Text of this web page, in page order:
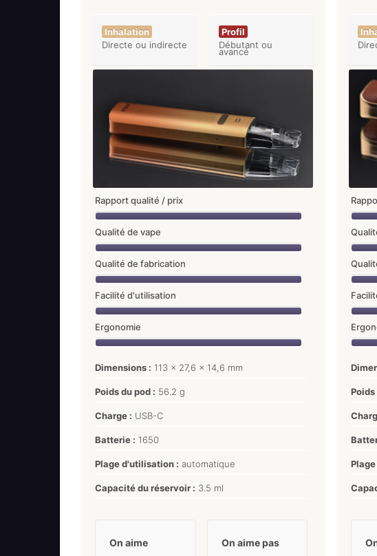
Inhalation
Directe ou indirecte
Profil
Débutant ou
avancé
Rapport qualité / prix
Qualité de vape
Qualité de fabrication
Facilité d'utilisation
Ergonomie
Dimensions : 113 x 27,6 x 14,6 mm
Poids du pod : 56.2 g
Charge : USB-C
Batterie : 1650
Plage d'utilisation : automatique
Capacité du réservoir : 3.5 ml
On aime On aime pas
Poids